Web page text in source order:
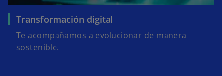
Transformación digital
Te acompañamos a evolucionar de manera
sostenible.